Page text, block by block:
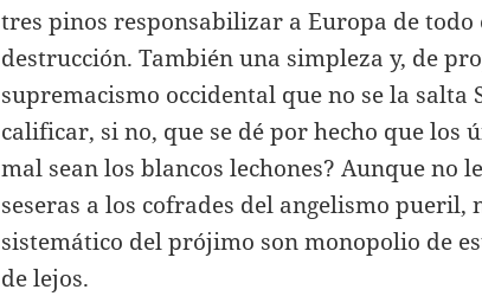
tres pinos responsabilizar a Europa de
destrucción. También una simpleza y, de
supremacismo occidental que no se la salta
calificar, si no, que se dé por hecho que los
mal sean los blancos lechones? Aunque no
seseras a los cofrades del angelismo
sistemático del prójimo son monopolio de
de lejos.